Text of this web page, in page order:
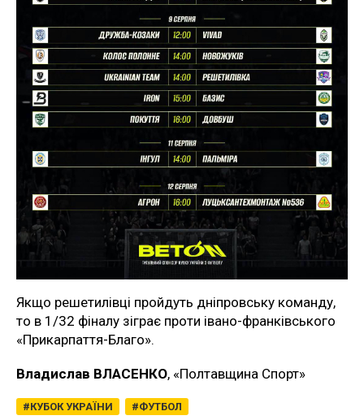
Якщо решетилівці пройдуть дніпровську команду,
то в 1/32 фіналу зіграє проти івано-франківського
«Прикарпаття-Благо».
Владислав ВЛАСЕНКО, «Полтавщина Спорт»
КУБОК УКРАЇНИ ФУТБОЛ